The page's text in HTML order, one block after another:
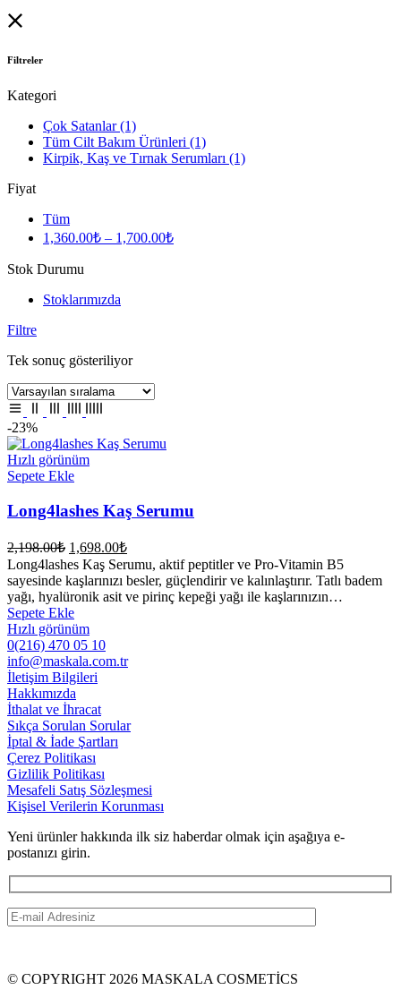
Filtreler
Kategori
Çok Satanlar(1)
Tüm Cilt Bakım Ürünleri (1)
Kirpik, Kaş ve Tırnak Serumları (1)
Fiyat
Tüm
1,360.00₺ – 1,700.00₺
Stok Durumu
Stoklarımızda
Filtre
Tek sonuç gösteriliyor
-23%
Hızlı görünüm
Sepete Ekle
Long4lashes Kaş Serumu
2,198.00₺ Orijinal
fiyat:
2,198.00₺.
1,698.00₺Şu
andaki
fiyat:
1,698.00₺.
Long4lashes Kaş Serumu, aktif peptitler ve Pro-Vitamin B5
sayesinde kaşlarınızı besler, güçlendirir ve kalınlaştırır. Tatlı badem
yağı, hyalüronik asit ve pirinç kepeği yağı ile kaşlarınızın…
Sepete Ekle
Hızlı görünüm
0(216) 470 05 10
info@maskala.com.tr
İletişim Bilgileri
Hakkımızda
İthalat ve İhracat
Sıkça Sorulan Sorular
İptal & İade Şartları
Çerez Politikası
Gizlilik Politikası
Mesafeli Satış Sözleşmesi
Kişisel Verilerin Korunması
Yeni ürünler hakkında ilk siz haberdar olmak için aşağıya e-
postanızı girin.
© COPYRIGHT 2026 MASKALA COSMETİCS